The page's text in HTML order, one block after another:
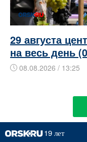
29 августа
на весь день
08.08.2026 / 13:25